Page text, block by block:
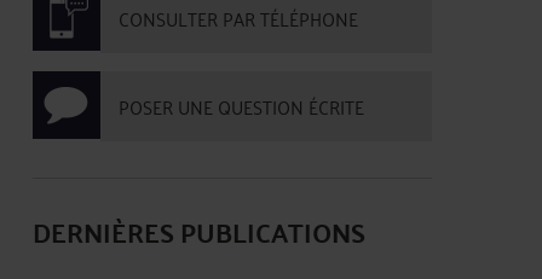
CONSULTER PAR TÉLÉPHONE
POSER UNE QUESTION ÉCRITE
DERNIÈRES PUBLICATIONS